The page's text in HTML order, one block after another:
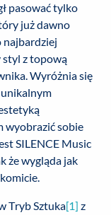
pasować tylko
już dawno
najbardziej
styl z topową
Wyróżnia się
wyobrazić sobie
SILENCE Music
że wygląda jak
Tryb Sztuka[1] z